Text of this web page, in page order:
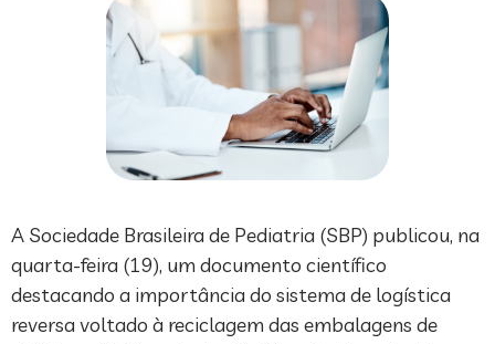
A Sociedade Brasileira de Pediatria (SBP) publicou, na
quarta-feira (19), um documento científico
destacando a importância do sistema de logística
reversa voltado à reciclagem das embalagens de